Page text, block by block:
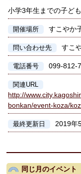
小学3年生までの子ど
開催場所 すこやか
問い合わせ先 すこ
電話番号 099-812-
関連URL
http://
bonkan/event-koza/
最終更新日 2019年
同じ月のイベント